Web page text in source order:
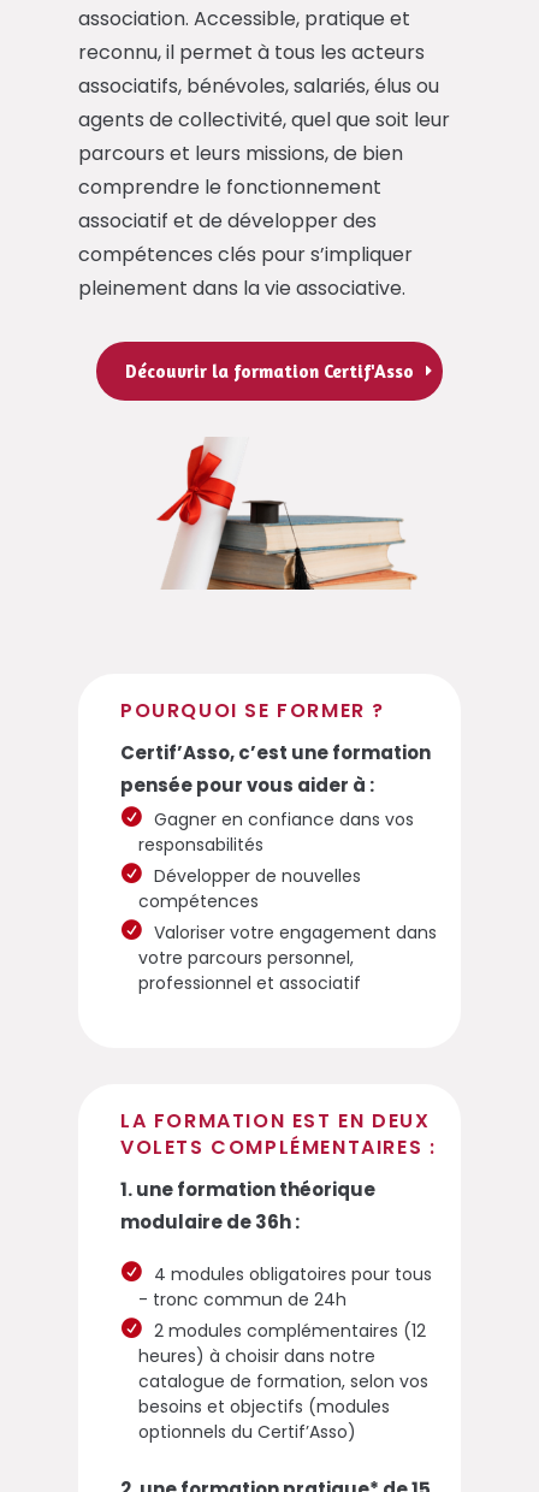
association. Accessible, pratique et
reconnu, il permet à tous les acteurs
associatifs, bénévoles, salariés, élus ou
agents de collectivité, quel que soit leur
parcours et leurs missions, de bien
comprendre le fonctionnement
associatif et de développer des
compétences clés pour s’impliquer
pleinement dans la vie associative.
Découvrir la formation Certif'Asso
POURQUOI SE FORMER ?
Certif’Asso, c’est une formation
pensée pour vous aider à :
Gagner en confiance dans vos
responsabilités
Développer de nouvelles
compétences
Valoriser votre engagement dans
votre parcours personnel,
professionnel et associatif
LA FORMATION EST EN DEUX
VOLETS COMPLÉMENTAIRES :
1. une formation théorique
modulaire de 36h :
4 modules obligatoires pour tous
- tronc commun de 24h
2 modules complémentaires (12
heures) à choisir dans notre
catalogue de formation, selon vos
besoins et objectifs (modules
optionnels du Certif’Asso)